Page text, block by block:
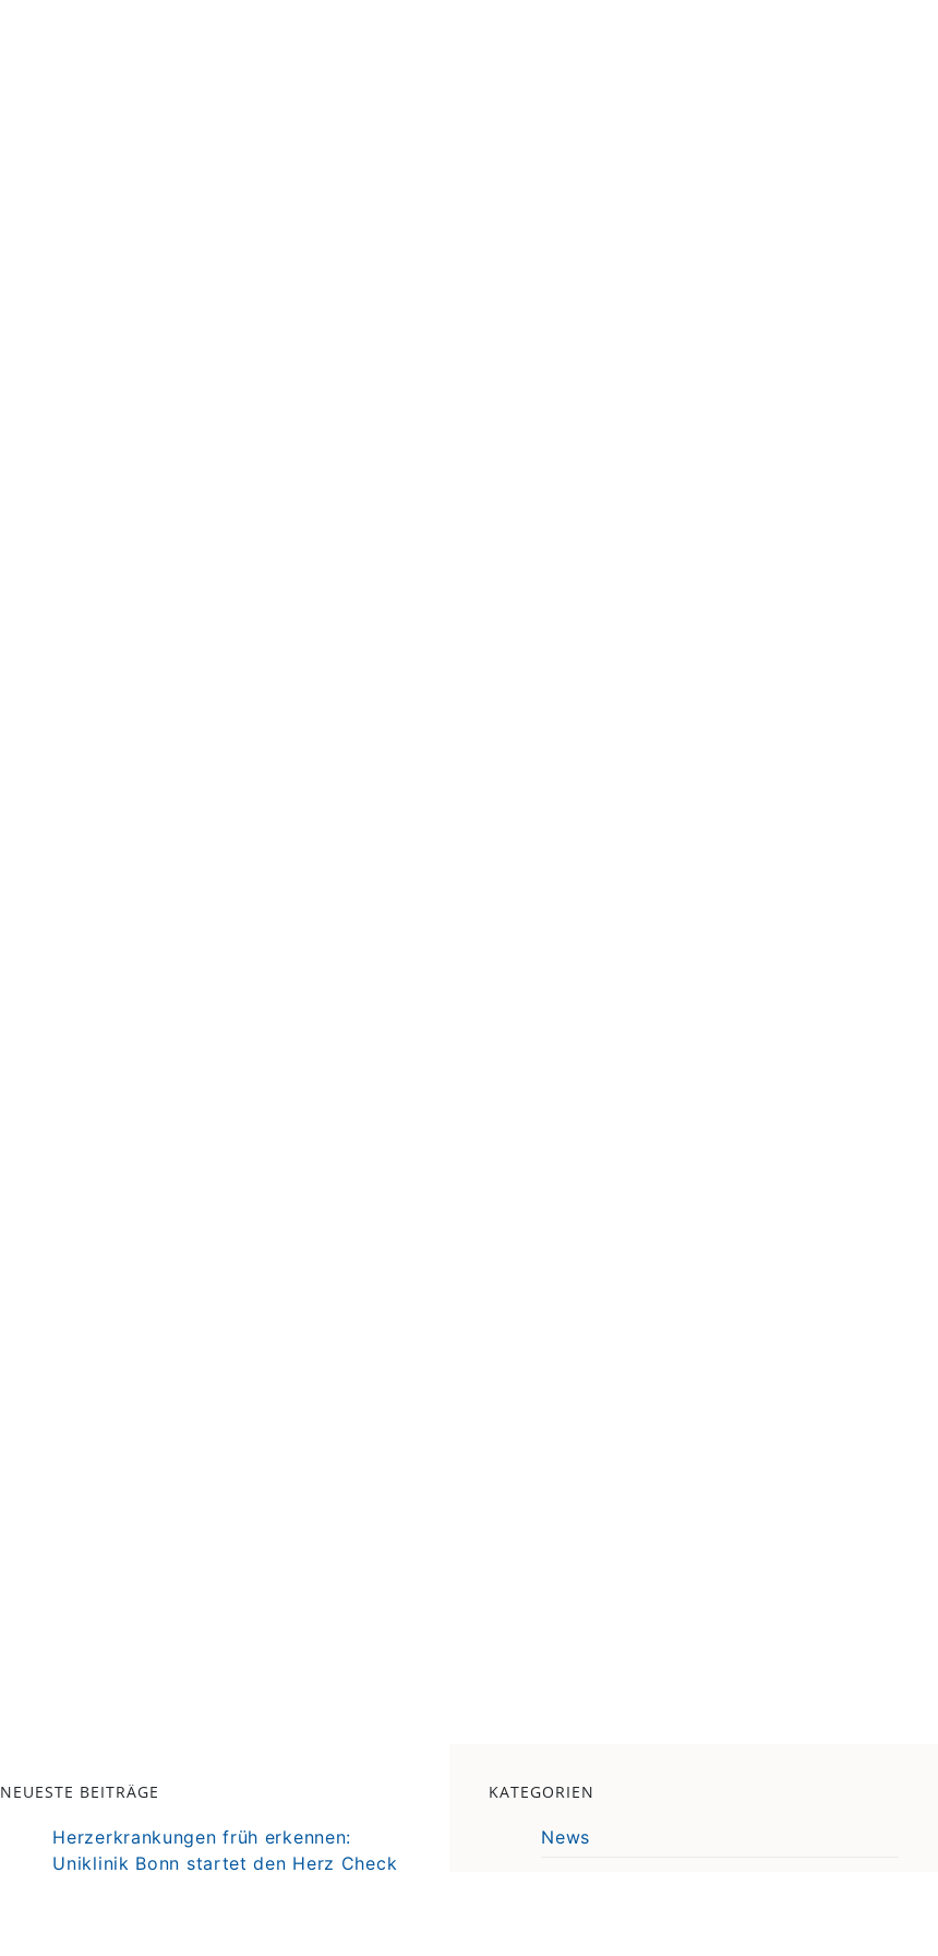
NEUESTE BEITRÄGE
Herzerkrankungen früh erkennen:
Uniklinik Bonn startet den Herz Check
KATEGORIEN
News